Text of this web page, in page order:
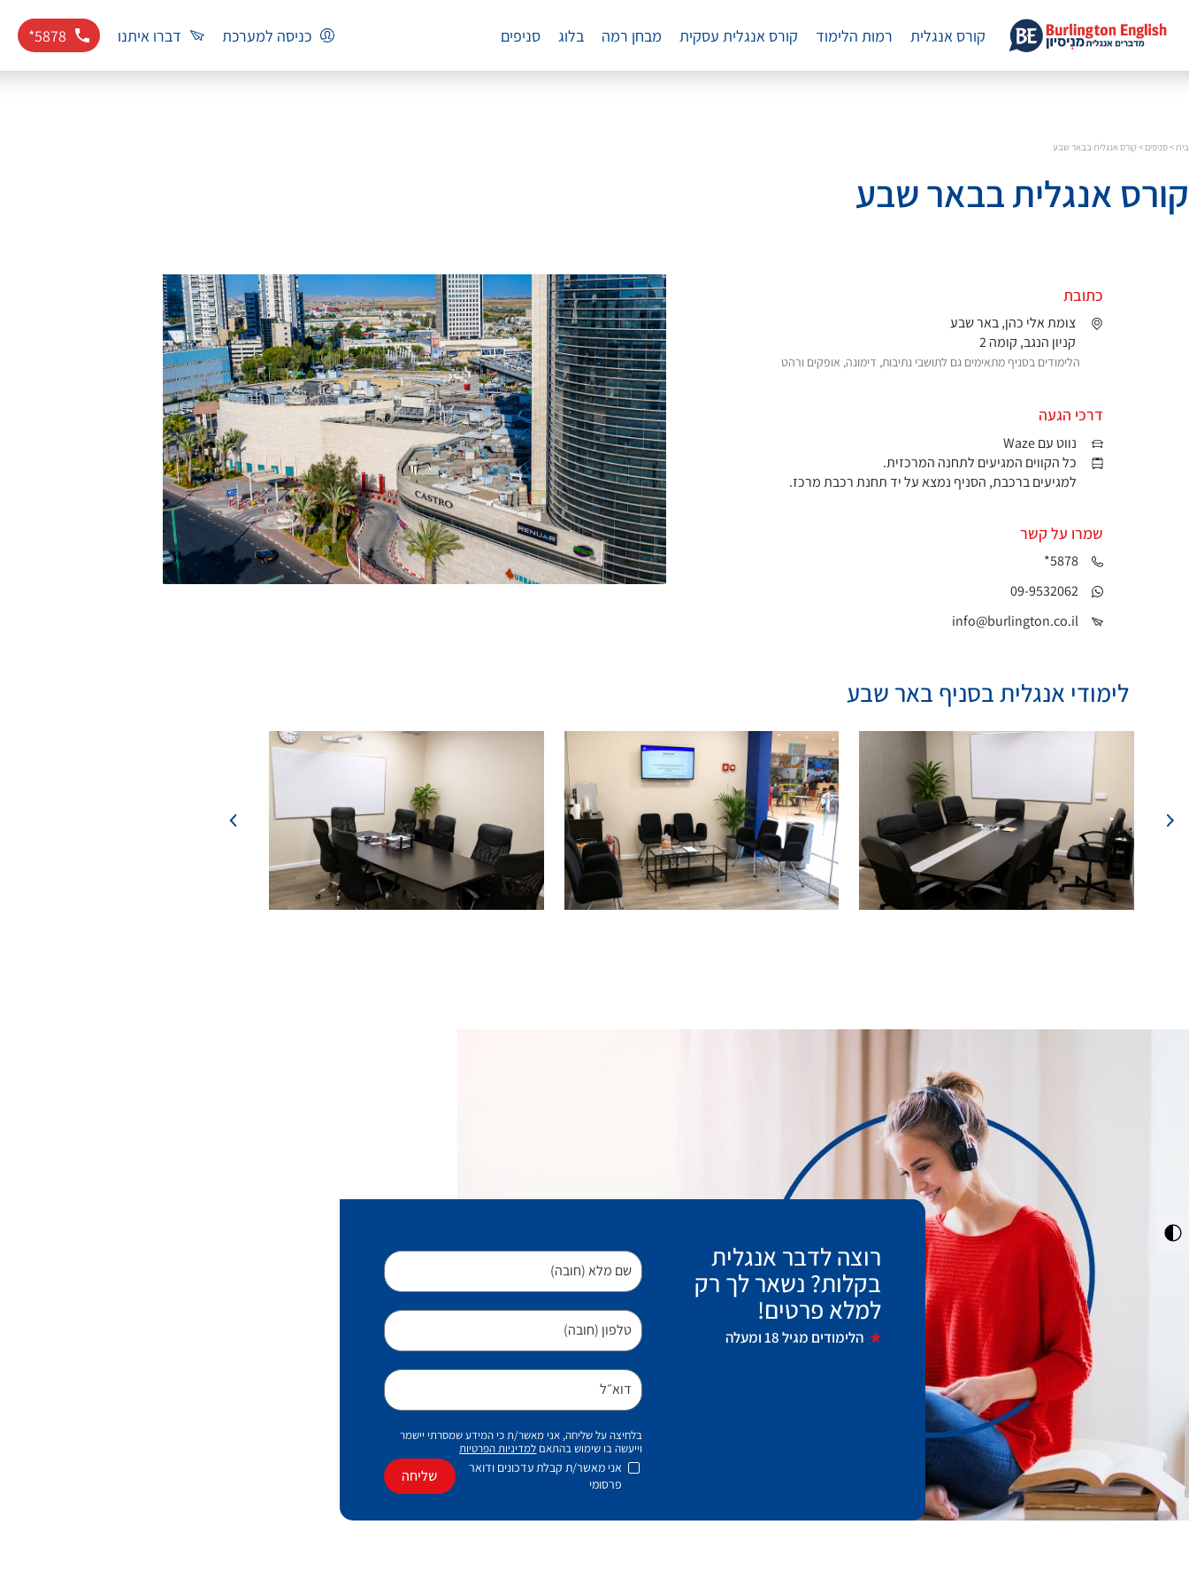
מתג
קורס אנגלית רמות הלימוד קורס אנגלית עסקית מבחן רמה בלוג סניפים כניסה למערכת דברו איתנו *5878
בית>סניפים >קורס אנגלית בבאר שבע
קורס אנגלית בבאר שבע
כתובת
צומת אלי כהן, באר שבע
קניון הנגב, קומה 2
הלימודים בסניף מתאימים גם לתושבי נתיבות, דימונה, אופקים ורהט
דרכי הגעה
נווט עם Waze
כל הקווים המגיעים לתחנה המרכזית.
למגיעים ברכבת, הסניף נמצא על יד תחנת רכבת מרכז.
שמרו על קשר
*5878
09-9532062
info@burlington.co.il
לימודי אנגלית בסניף באר שבע
רוצה לדבר אנגלית
בקלות? נשאר לך רק
למלא פרטים!
הלימודים מגיל 18 ומעלה
שם מלא (חובה)
טלפון (חובה)
דוא״ל
בלחיצה על שליחה, אני מאשר/ת כי המידע שמסרתי יישמר
וייעשה בו שימוש בהתאם למדיניות הפרטיות
אני מאשר/ת קבלת עדכונים ודואר
פרסומי
שליחה